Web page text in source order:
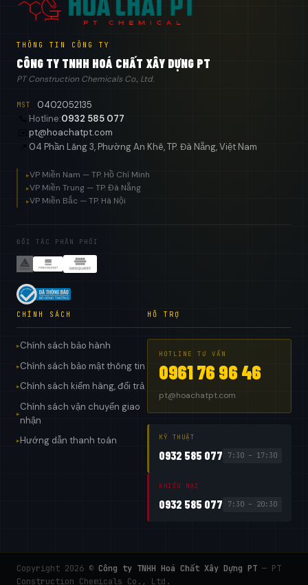
THÔNG TIN CÔNG TY
CÔNG TY TNHH HOÁ CHẤT XÂY DỰNG PT
PT Construction Chemicals Co., Ltd.
MST
0402052135
📞 Hotline:0932 585 077
pt@hoachatpt.com
📍 04 Phần Lăng 3, Phường An Khê, TP. Đà Nẵng, Việt Nam
▸VP Miền Nam — TP. Hồ Chí Minh
▸VP Miền Trung — TP. Đà Nẵng
▸VP Miền Bắc — TP. Hà Nội
ĐỐI TÁC PHÂN PHỐI
CHÍNH SÁCH
▸Chính sách bảo hành
▸Chính sách bảo mật thông tin
▸Chính sách kiểm hàng, đổi trả
▸
Chính sách vận chuyển giao
nhận
▸Hướng dẫn thanh toán
HỖ TRỢ
HOTLINE TƯ VẤN
0961 76 96 46
pt@hoachatpt.com
KỸ THUẬT
0932 585 077 7:30 – 17:30
KHIẾU NẠI
0932 585 077 7:30 – 20:30
Copyright 2026 © Công ty TNHH Hoá Chất Xây Dựng PT — PT
Construction Chemicals Co., Ltd.